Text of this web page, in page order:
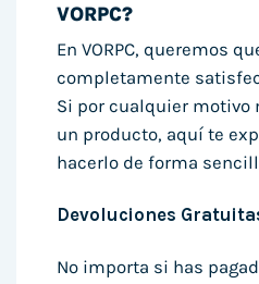
VORPC?
En VORPC, queremos
completamente
Si por cualquier motivo
un producto, aquí te
hacerlo de forma
Devoluciones
No importa si has